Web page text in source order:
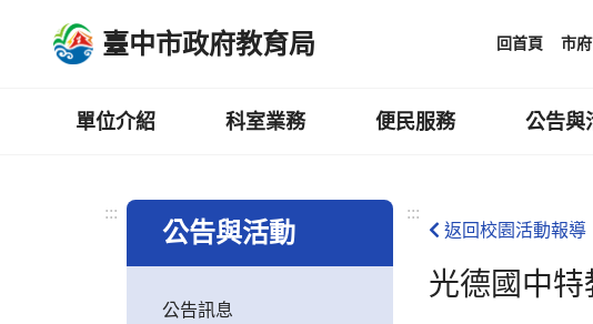
臺中市政府教育局 回首頁 市
單位介紹 科室業務 便民服務 公告與
:::
公告與活動
公告訊息
:::
返回校園活動報導
光德國中